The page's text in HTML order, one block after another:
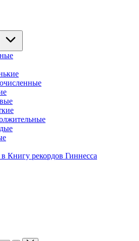
Книгу рекордов Гиннесса